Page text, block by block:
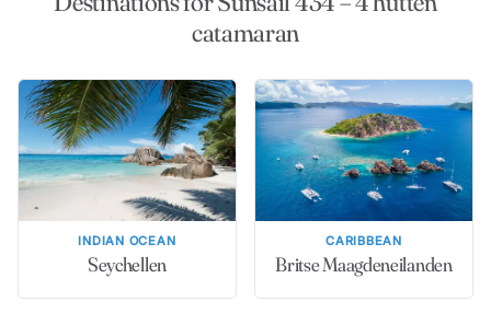
catamaran
INDIAN OCEAN
Seychellen
CARIBBEAN
Britse Maagdeneilanden